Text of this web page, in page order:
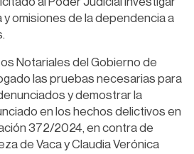
y omisiones de la dependencia a
Notariales del Gobierno de
las pruebas necesarias para
y demostrar la
en los hechos delictivos en
372/2024, en contra de
de Vaca y Claudia Verónica